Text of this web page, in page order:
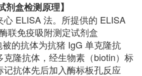
剂盒检测原理】
ELISA 法。所提供的 ELISA
联免疫吸附测定试剂盒
被的抗体为抗猪 IgG 单克隆抗
隆抗体，经生物素（biotin）标
抗体先后加入酶标板孔反应